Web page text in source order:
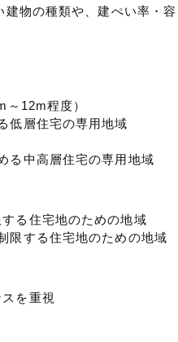
物の種類や、建ぺい率・容
12m程度）
層住宅の専用地域
る中高層住宅の専用地域
る住宅地のための地域
する住宅地のための地域
を重視